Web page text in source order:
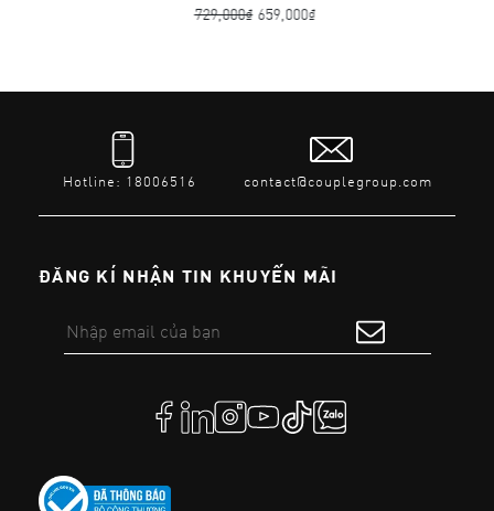
729,000₫ 659,000₫
Hotline: 18006516 contact@couplegroup.com
ĐĂNG KÍ NHẬN TIN KHUYẾN MÃI